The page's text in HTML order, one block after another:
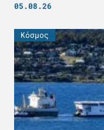
05.08.26
Κόσμος